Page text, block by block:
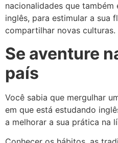
nacionalidades que
inglês, para estimular a sua
compartilhar novas culturas.
Se aventure
país
Você sabia que mergulhar
em que está estudando
a melhorar a sua prática na